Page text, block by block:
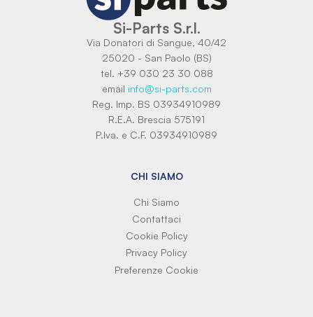
Si-Parts S.r.l.
Via Donatori di Sangue, 40/42
25020 - San Paolo (BS)
tel. +39 030 23 30 088
email info@si-parts.com
Reg. Imp. BS 03934910989
R.E.A. Brescia 575191
P.Iva. e C.F. 03934910989
CHI SIAMO
Chi Siamo
Contattaci
Cookie Policy
Privacy Policy
Preferenze Cookie